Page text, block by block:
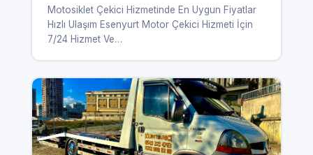
Motosiklet Çekici Hizmetinde En Uygun Fiyatlar
Hızlı Ulaşım Esenyurt Motor Çekici Hizmeti İçin
7/24 Hizmet Ve…